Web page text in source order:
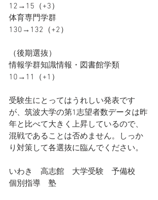
12→15（+3）
体育専門学群
130→132（+2）
（後期選抜）
情報学群知識情報・図書館学類
10→11（+1）
受験生にとってはうれしい発表です
が、筑波大学の第1志望者数データは昨
年と比べて大きく上昇しているので、
混戦であることは否めません。しっか
り対策して各選抜に臨んでください。
いわき　高志館　大学受験　予備校
個別指導　塾